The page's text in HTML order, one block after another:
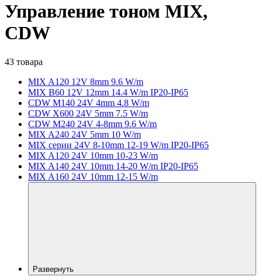
Управление тоном MIX,
CDW
43 товара
MIX A120 12V 8mm 9.6 W/m
MIX B60 12V 12mm 14.4 W/m IP20-IP65
CDW M140 24V 4mm 4.8 W/m
CDW X600 24V 5mm 7.5 W/m
CDW M240 24V 4-8mm 9.6 W/m
MIX A240 24V 5mm 10 W/m
MIX серии 24V 8-10mm 12-19 W/m IP20-IP65
MIX A120 24V 10mm 10-23 W/m
MIX A140 24V 10mm 14-20 W/m IP20-IP65
MIX A160 24V 10mm 12-15 W/m
Развернуть